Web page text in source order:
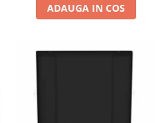
ADAUGA IN COS